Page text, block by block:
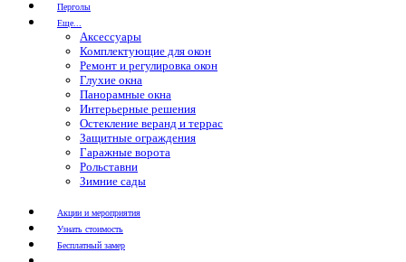
Перголы
Еще...
Аксессуары
Комплектующие для окон
Ремонт и регулировка окон
Глухие окна
Панорамные окна
Интерьерные решения
Остекление веранд и террас
Защитные ограждения
Гаражные ворота
Рольставни
Зимние сады
Акции и мероприятия
Узнать стоимость
Бесплатный замер